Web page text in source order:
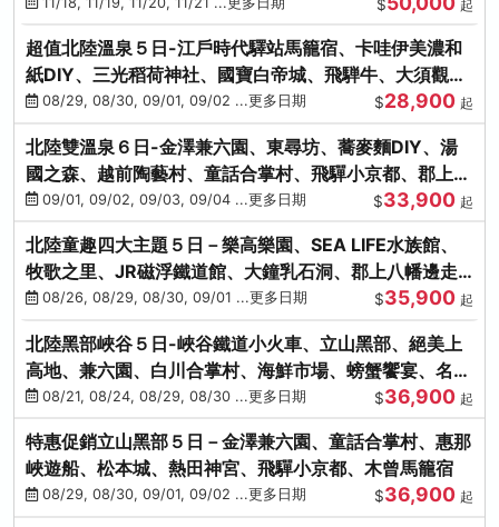
$ 起
超值北陸溫泉５日-江戶時代驛站馬籠宿、卡哇伊美濃和
紙DIY、三光稻荷神社、國寶白帝城、飛騨牛、大須觀音
街、下呂溫泉
08/29, 08/30, 09/01, 09/02 ...更多日期 $28,900 起
北陸雙溫泉６日-金澤兼六園、東尋坊、蕎麥麵DIY、湯
國之森、越前陶藝村、童話合掌村、飛驒小京都、郡上八
幡09/01, 09/02, 09/03, 09/04 ...更多日期 $33,900 起
北陸童趣四大主題５日－樂高樂園、SEA LIFE水族館、
牧歌之里、JR磁浮鐵道館、大鐘乳石洞、郡上八幡邊走
邊吃08/26, 08/29, 08/30, 09/01 ...更多日期 $35,900 起
北陸黑部峽谷５日-峽谷鐵道小火車、立山黑部、絕美上
高地、兼六園、白川合掌村、海鮮市場、螃蟹饗宴、名湯
雙溫泉
08/21, 08/24, 08/29, 08/30 ...更多日期 $36,900 起
特惠促銷立山黑部５日－金澤兼六園、童話合掌村、惠那
峽遊船、松本城、熱田神宮、飛驒小京都、木曾馬籠宿
08/29, 08/30, 09/01, 09/02 ...更多日期 $36,900 起